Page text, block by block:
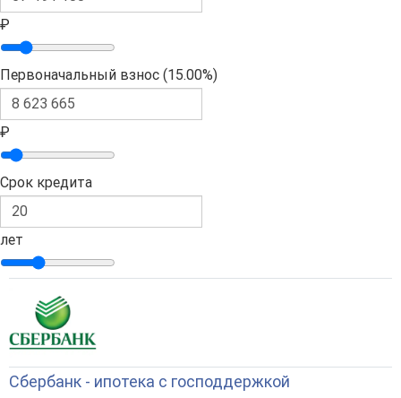
₽
Первоначальный взнос (15.00%)
₽
Срок кредита
лет
Сбербанк - ипотека с господдержкой